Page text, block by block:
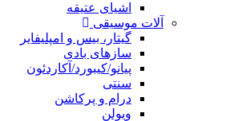
اشیای عتیقه
آلات موسیقی
گیتار، بیس و امپلیفایر
سازهای بادی
پیانو/کیبورد/آکاردئون
سنتی
درام و پرکاشن
ویولن